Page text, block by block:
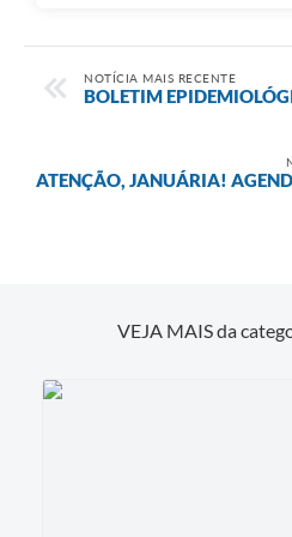
NOTÍCIA MAIS RECENTE
BOLETIM
ATENÇÃO, JANUÁRIA!
VEJA MAIS da